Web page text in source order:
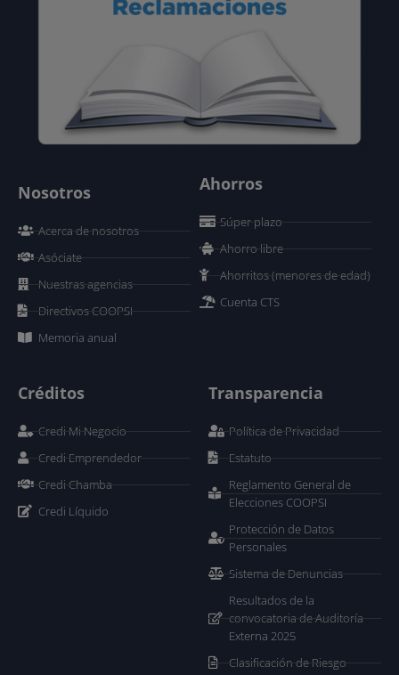
Nosotros
Acerca de nosotros
Asóciate
Nuestras agencias
Directivos COOPSI
Memoria anual
Ahorros
Súper plazo
Ahorro libre
Ahorritos (menores de edad)
Cuenta CTS
Créditos
Credi Mi Negocio
Credi Emprendedor
Credi Chamba
Credi Líquido
Transparencia
Política de Privacidad
Estatuto
Reglamento General de
Elecciones COOPSI
Protección de Datos
Personales
Sistema de Denuncias
Resultados de la
convocatoria de Auditoría
Externa 2025
Clasificación de Riesgo